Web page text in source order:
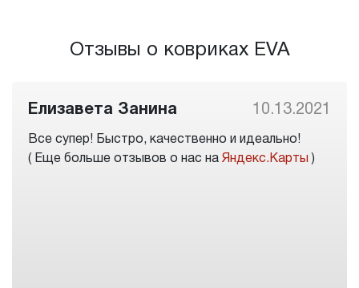
Отзывы о ковриках EVA
Елизавета Занина 10.13.2021
Все супер! Быстро, качественно и идеально!
( Еще больше отзывов о нас на Яндекс.Карты )